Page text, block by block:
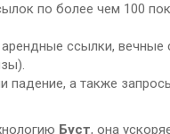
по более чем 100
ссылки, вечные
падение, а также
Буст, она